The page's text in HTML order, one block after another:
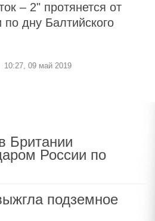
– 2" протянется от
дну Балтийского
10:27, 09 май 2019
Британии
России по
подземное